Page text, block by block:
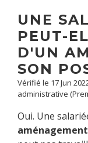
UNE
PEUT-
D'UN
SON
Vérifié le 17 Jun
administrative
Oui. Une
aménagement